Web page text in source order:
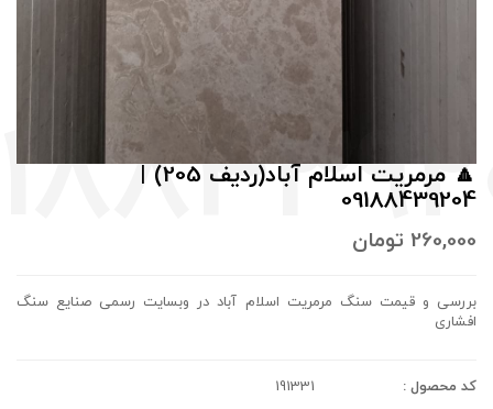
🔼 مرمریت اسلام آباد(ردیف 205) |
09188439204
260,000 تومان
بررسی و قیمت سنگ مرمریت اسلام آباد در وبسایت رسمی صنایع سنگ
افشاری
کد محصول :
191331